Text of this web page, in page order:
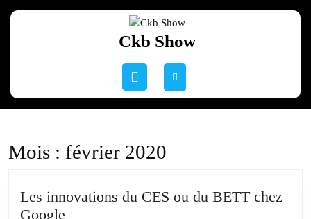
Ckb Show
Mois : février 2020
Les innovations du CES ou du BETT chez
Google